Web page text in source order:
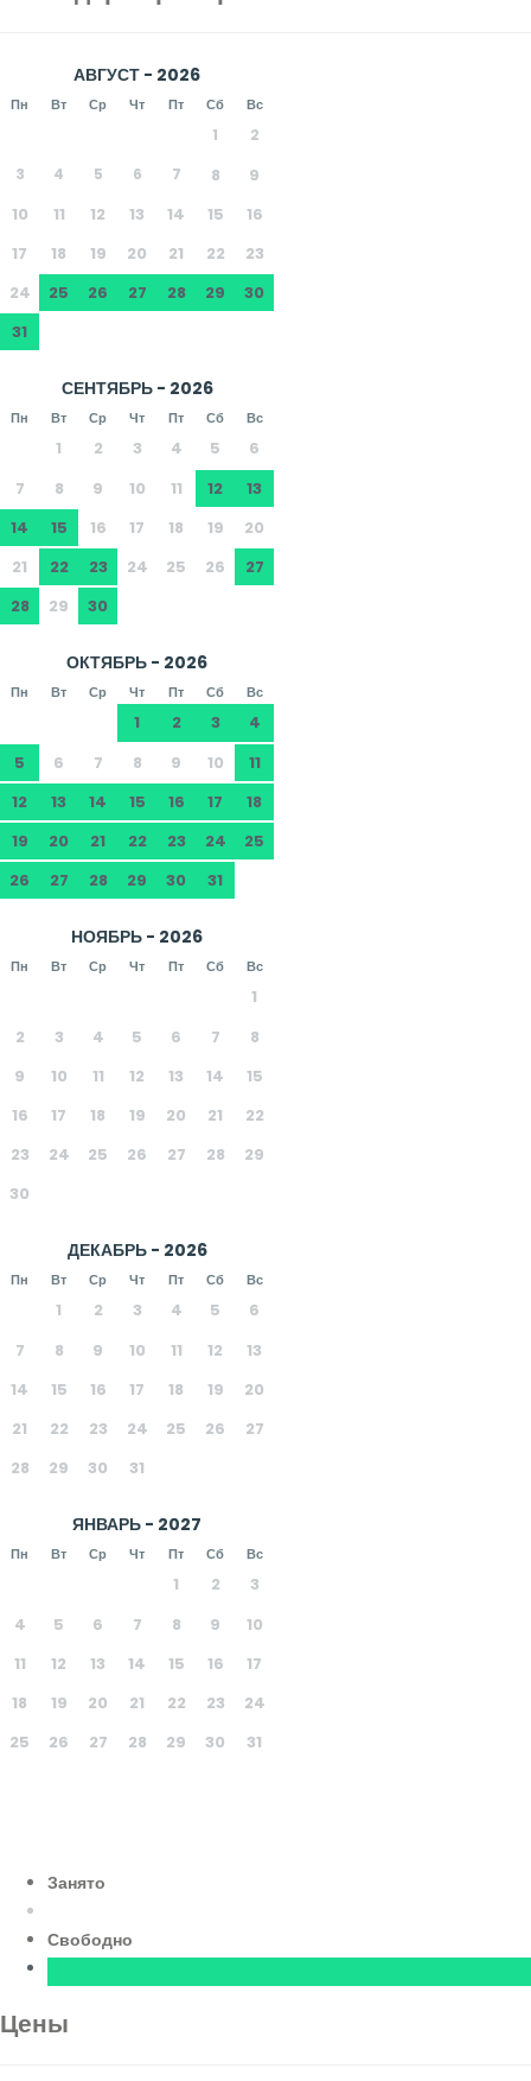
АВГУСТ - 2026
Пн Вт Ср Чт Пт Сб Вс
1
2
3
4 5 6 7 8
9
10
11 12 13 14 15
16
17
18 19 20 21 22
23
24
25 26 27 28 29
30
31
СЕНТЯБРЬ - 2026
Пн Вт Ср Чт Пт Сб Вс
1 2 3 4 5
6
7
8 9 10 11 12
13
14
15 16 17 18 19
20
21
22 23 24 25 26
27
28
29 30
ОКТЯБРЬ - 2026
Пн Вт Ср Чт Пт Сб Вс
1 2 3
4
5
6 7 8 9 10
11
12
13 14 15 16 17
18
19
20 21 22 23 24
25
26
27 28 29 30 31
НОЯБРЬ - 2026
Пн Вт Ср Чт Пт Сб Вс
1
2
3 4 5 6 7
8
9
10 11 12 13 14
15
16
17 18 19 20 21
22
23
24 25 26 27 28
29
30
ДЕКАБРЬ - 2026
Пн Вт Ср Чт Пт Сб Вс
1 2 3 4 5
6
7
8 9 10 11 12
13
14
15 16 17 18 19
20
21
22 23 24 25 26
27
28
29 30 31
ЯНВАРЬ - 2027
Пн Вт Ср Чт Пт Сб Вс
1 2
3
4
5 6 7 8 9
10
11
12 13 14 15 16
17
18
19 20 21 22 23
24
25
26 27 28 29 30 31
Занято
Свободно
Цены